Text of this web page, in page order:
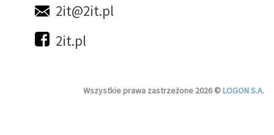
2it@2it.pl
2it.pl
Wszystkie prawa zastrzeżone 2026 ©LOGON S.A.